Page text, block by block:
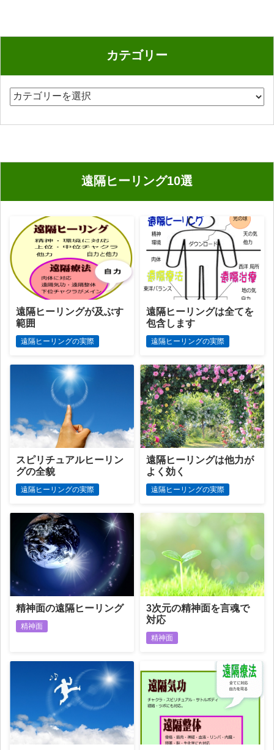
カテゴリー
カ
ー
遠隔ヒーリング10選
遠隔ヒーリングが及ぶす
範囲
遠隔ヒーリングの実際
遠隔ヒーリングは全てを
包含します
遠隔ヒーリングの実際
スピリチュアルヒーリン
グの全貌
遠隔ヒーリングの実際
遠隔ヒーリングは他力が
よく効く
遠隔ヒーリングの実際
精神面の遠隔ヒーリング
精神面
3次元の精神面を言魂で
対応
精神面